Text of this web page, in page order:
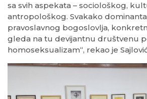
sa svih aspekata – sociološkog,
antropološkog. Svakako
pravoslavnog bogoslovlja,
gleda na tu devijantnu društvenu
homoseksualizam“, rekao je